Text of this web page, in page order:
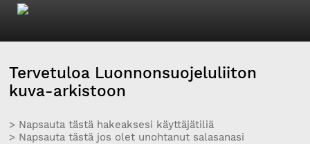
Tervetuloa Luonnonsuojeluliiton
kuva-arkistoon
> Napsauta tästä hakeaksesi käyttäjätiliä
> Napsauta tästä jos olet unohtanut salasanasi